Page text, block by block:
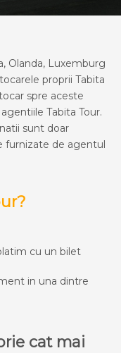
Olanda, Luxemburg
proprii Tabita
spre aceste
Tabita Tour.
sunt doar
furnizate de agentul
cu un bilet
in una dintre
cat mai